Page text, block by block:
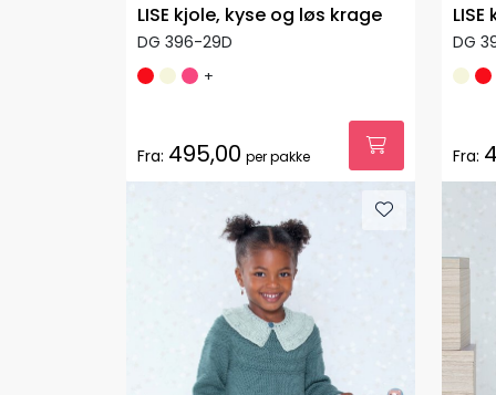
LISE kjole, kyse og løs krage
DG 396-29D
+
Fra: 495,00 per pakke
DG
Fra: